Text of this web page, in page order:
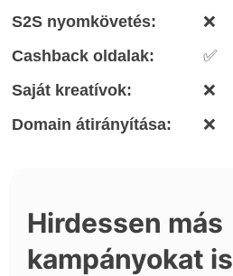
S2S nyomkövetés:
❌
Cashback oldalak:
✅
Saját kreatívok:
❌
Domain átirányítása:
❌
Hirdessen más
kampányokat is